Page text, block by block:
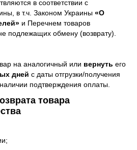
в соответствии с
в т.ч. Законом Украины «О
и Перечнем товаров
подлежащих обмену (возврату).
на аналогичный или вернуть его
дней с даты отгрузки/получения
подтверждения оплаты.
товара